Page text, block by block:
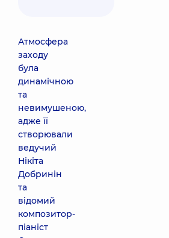
Атмосфера
заходу
була
динамічною
та
невимушеною,
адже її
створювали
ведучий
Нікіта
Добринін
та
відомий
композитор-
піаніст